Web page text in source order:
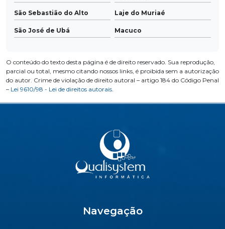
São Sebastião do Alto Laje do Muriaé
São José de Ubá Macuco
O conteúdo do texto desta página é de direito reservado. Sua reprodução,
parcial ou total, mesmo citando nossos links, é proibida sem a autorização
do autor. Crime de violação de direito autoral – artigo 184 do Código Penal
– Lei 9610/98 - Lei de direitos autorais.
Navegação